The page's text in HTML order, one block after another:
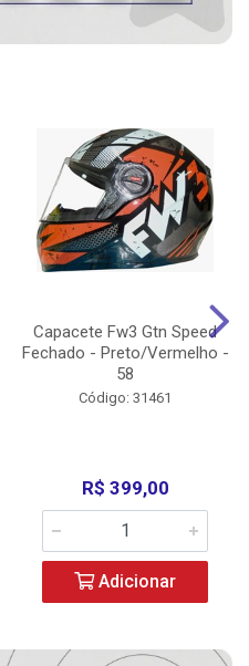
Capacete Fw3 Gtn Speed
Fechado - Preto/Vermelho -
58
Código: 31461
R$ 399,00
Adicionar